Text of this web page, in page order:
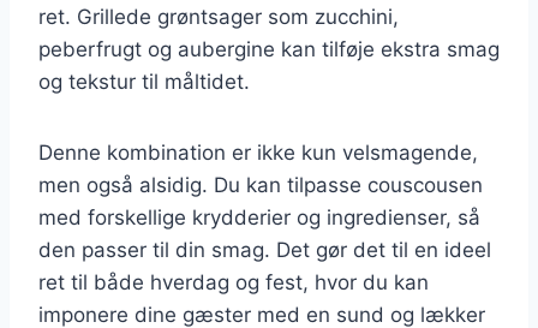
ret. Grillede grøntsager som zucchini,
peberfrugt og aubergine kan tilføje ekstra smag
og tekstur til måltidet.
Denne kombination er ikke kun velsmagende,
men også alsidig. Du kan tilpasse couscousen
med forskellige krydderier og ingredienser, så
den passer til din smag. Det gør det til en ideel
ret til både hverdag og fest, hvor du kan
imponere dine gæster med en sund og lækker